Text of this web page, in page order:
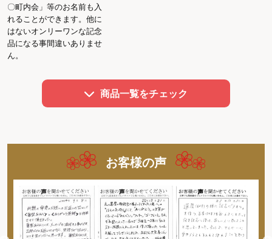
〇町内会」等のお名前も入
れることができます。他に
はないオンリーワンな記念
品になる事間違いありませ
ん。
商品一覧をチェック
お客様の声